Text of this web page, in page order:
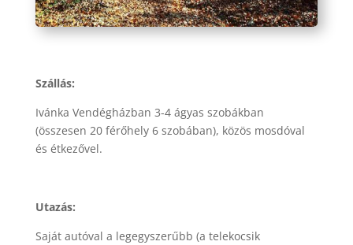
Szállás:
Ivánka Vendégházban 3-4 ágyas szobákban
(összesen 20 férőhely 6 szobában), közös mosdóval
és étkezővel.
Utazás:
Saját autóval a legegyszerűbb (a telekocsik